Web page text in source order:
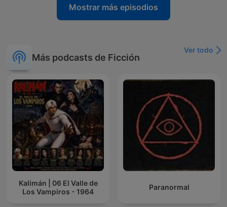
Mostrar más episodios
Más podcasts de Ficción
Ver todo
Kalimán | 06 El Valle de
Los Vampiros - 1964
Paranormal